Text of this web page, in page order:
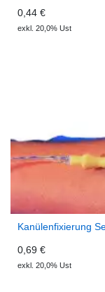
0,44 €
exkl. 20,0% Ust
Kanülenfixierung
0,69 €
exkl. 20,0% Ust